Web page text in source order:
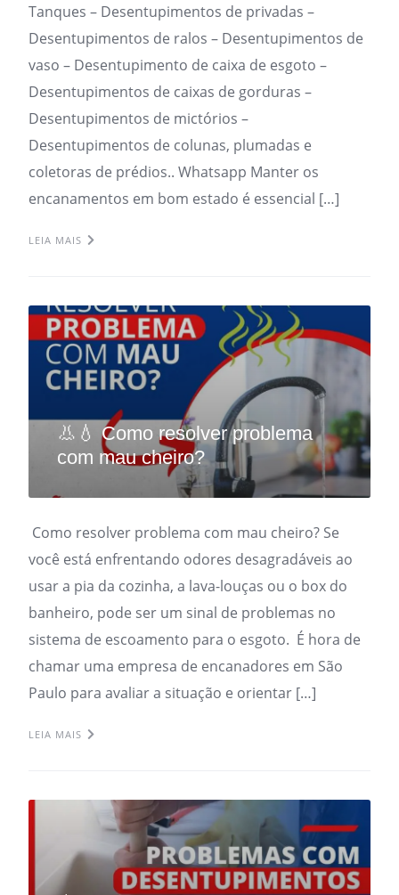
Tanques – Desentupimentos de privadas –
Desentupimentos de ralos – Desentupimentos de
vaso – Desentupimento de caixa de esgoto –
Desentupimentos de caixas de gorduras –
Desentupimentos de mictórios –
Desentupimentos de colunas, plumadas e
coletoras de prédios.. Whatsapp Manter os
encanamentos em bom estado é essencial […]
LEIA MAIS
👃💧 Como resolver problema
com mau cheiro?
Como resolver problema com mau cheiro? Se
você está enfrentando odores desagradáveis ao
usar a pia da cozinha, a lava-louças ou o box do
banheiro, pode ser um sinal de problemas no
sistema de escoamento para o esgoto. É hora de
chamar uma empresa de encanadores em São
Paulo para avaliar a situação e orientar […]
LEIA MAIS